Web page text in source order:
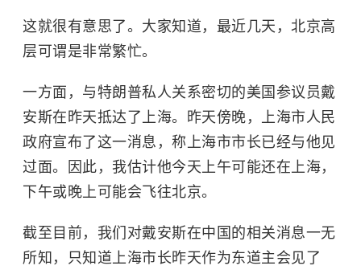
这就很有意思了。大家知道，最近几天，北京高
层可谓是非常繁忙。
一方面，与特朗普私人关系密切的美国参议员戴
安斯在昨天抵达了上海。昨天傍晚，上海市人民
政府宣布了这一消息，称上海市市长已经与他见
过面。因此，我估计他今天上午可能还在上海，
下午或晚上可能会飞往北京。
截至目前，我们对戴安斯在中国的相关消息一无
所知，只知道上海市长昨天作为东道主会见了